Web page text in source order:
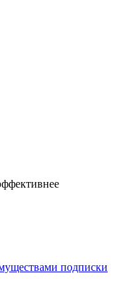
подписки